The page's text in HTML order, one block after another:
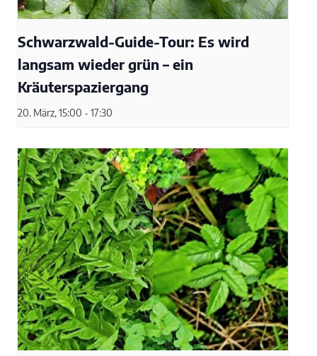
Schwarzwald-Guide-Tour: Es wird
langsam wieder grün – ein
Kräuterspaziergang
20. März, 15:00 - 17:30